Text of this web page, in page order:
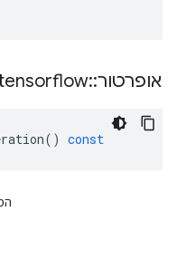
אופרטור::
() const